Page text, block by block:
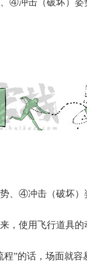
④冲击（破坏）姿
、④冲击（破坏）
，使用飞行道具的
”的话，场面就容